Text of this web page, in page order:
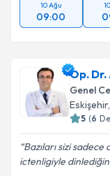
10 Ağu
09:00
Op. Dr.
Genel
Eskişehir,
5 (6
Bazıları sizi
ictenligiyle